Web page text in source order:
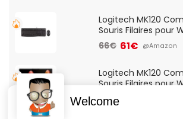
Logitech MK120
Souris Filaires pour
Optique Filaire,
And Play,
QWERTY UK - Noir
66€ 61€ @Amazon
Logitech MK120
Souris Filaires pour
And Play,
763€
Welcome